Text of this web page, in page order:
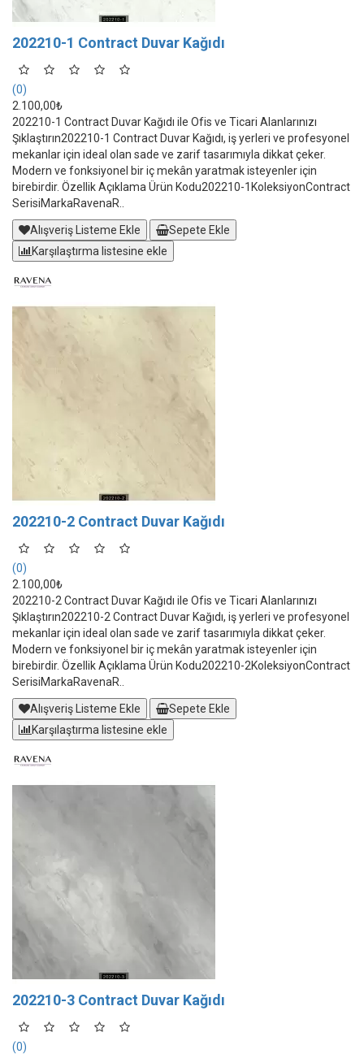
202210-1 Contract Duvar Kağıdı
(0)
2.100,00₺
202210-1 Contract Duvar Kağıdı ile Ofis ve Ticari Alanlarınızı
Şıklaştırın202210-1 Contract Duvar Kağıdı, iş yerleri ve profesyonel
mekanlar için ideal olan sade ve zarif tasarımıyla dikkat çeker.
Modern ve fonksiyonel bir iç mekân yaratmak isteyenler için
birebirdir. Özellik Açıklama Ürün Kodu202210-1KoleksiyonContract
SerisiMarkaRavenaR..
Alışveriş Listeme Ekle
Sepete Ekle
Karşılaştırma listesine ekle
202210-2 Contract Duvar Kağıdı
(0)
2.100,00₺
202210-2 Contract Duvar Kağıdı ile Ofis ve Ticari Alanlarınızı
Şıklaştırın202210-2 Contract Duvar Kağıdı, iş yerleri ve profesyonel
mekanlar için ideal olan sade ve zarif tasarımıyla dikkat çeker.
Modern ve fonksiyonel bir iç mekân yaratmak isteyenler için
birebirdir. Özellik Açıklama Ürün Kodu202210-2KoleksiyonContract
SerisiMarkaRavenaR..
Alışveriş Listeme Ekle
Sepete Ekle
Karşılaştırma listesine ekle
202210-3 Contract Duvar Kağıdı
(0)